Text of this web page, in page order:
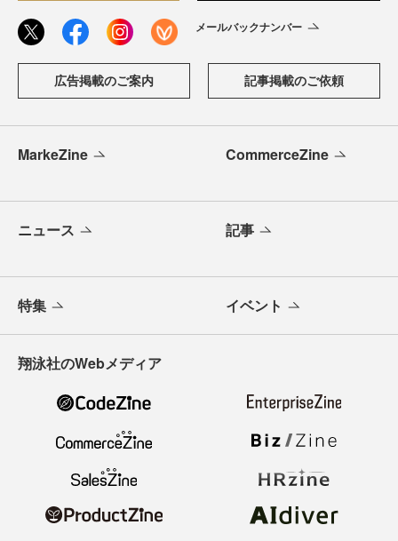
メールバックナンバー
広告掲載のご案内 記事掲載のご依頼
MarkeZine CommerceZine
ニュース 記事
特集 イベント
翔泳社のWebメディア